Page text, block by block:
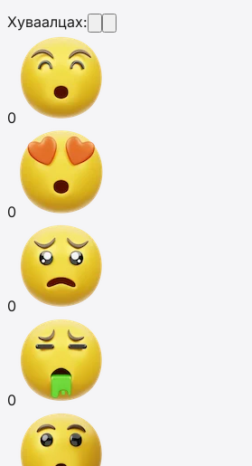
Хуваалцах:
0
0
0
0